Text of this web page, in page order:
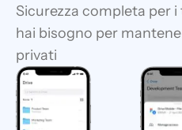
Sicurezza completa per
hai bisogno per
privati